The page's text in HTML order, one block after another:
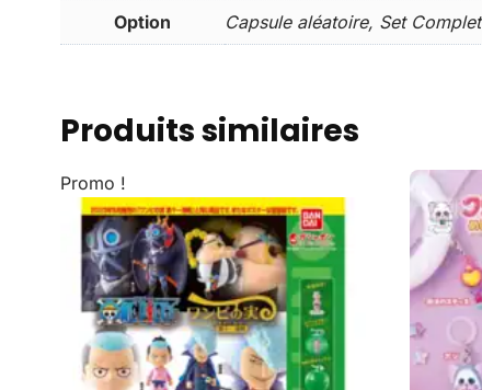
Option Capsule aléatoire, Set Complet
Produits similaires
Promo !